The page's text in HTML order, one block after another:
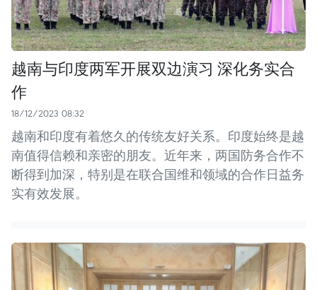
越南与印度两军开展双边演习 深化务实合
作
18/12/2023 08:32
越南和印度有着悠久的传统友好关系。印度始终是越
南值得信赖和亲密的朋友。近年来，两国防务合作不
断得到加深，特别是在联合国维和领域的合作日益务
实有效发展。